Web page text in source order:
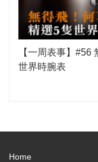
【一周表事】#56
世界時腕表
Home